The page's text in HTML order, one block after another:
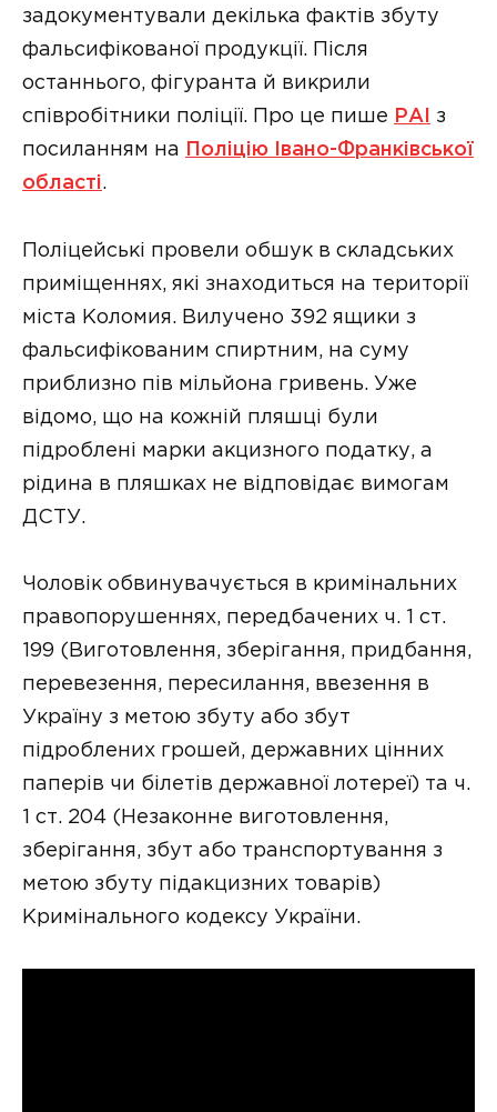
задокументували декілька фактів збуту
фальсифікованої продукції. Після
останнього, фігуранта й викрили
співробітники поліції. Про це пише
РАІ
з
посиланням на
Поліцію Івано-Франківської
області.
Поліцейські провели обшук в складських
приміщеннях, які знаходиться на території
міста Коломия. Вилучено 392 ящики з
фальсифікованим спиртним, на суму
приблизно пів мільйона гривень. Уже
відомо, що на кожній пляшці були
підроблені марки акцизного податку, а
рідина в пляшках не відповідає вимогам
ДСТУ.
Чоловік обвинувачується в кримінальних
правопорушеннях, передбачених ч. 1 ст.
199 (Виготовлення, зберігання, придбання,
перевезення, пересилання, ввезення в
Україну з метою збуту або збут
підроблених грошей, державних цінних
паперів чи білетів державної лотереї) та ч.
1 ст. 204 (Незаконне виготовлення,
зберігання, збут або транспортування з
метою збуту підакцизних товарів)
Кримінального кодексу України.